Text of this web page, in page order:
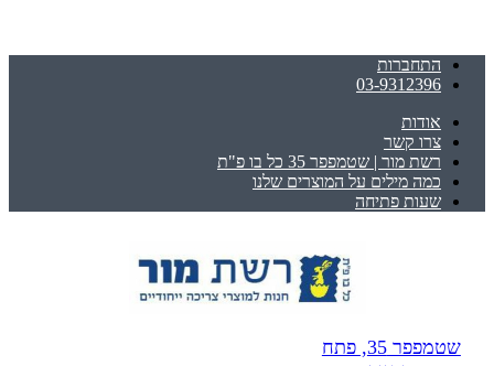
התחברות
03-9312396
אודות
צרו קשר
רשת מור | שטמפפר 35 כל בו פ"ת
כמה מילים על המוצרים שלנו
שעות פתיחה
שטמפפר 35, פתח